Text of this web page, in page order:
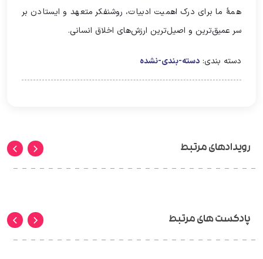
همۀ ما برای درک اهمیت ادبیات، روشنفکر متعهد و ایستادن بر
سر عمیق‌ترین و اصیل‌ترین ارزش‌های اخلاق انسانی.
دسته بندی:دسته-بندی-نشده
رویدادهای مرتبط
پادکست های مرتبط